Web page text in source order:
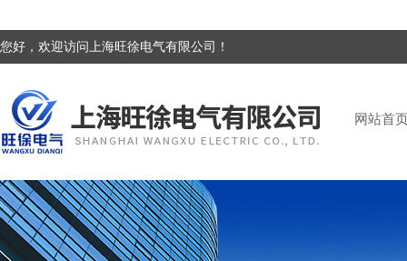
您好，欢迎访问上海旺徐电气有限公司！
网站首